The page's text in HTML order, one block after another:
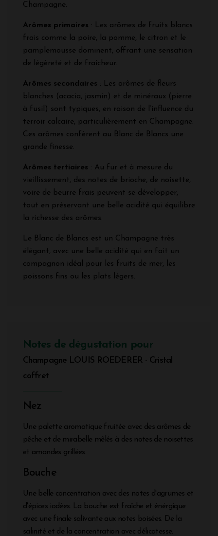
Champagne.
Arômes primaires : Les arômes de fruits blancs
frais comme la poire, la pomme, le citron et le
pamplemousse dominent, offrant une sensation
de légèreté et de fraîcheur.
Arômes secondaires : Les arômes de fleurs
blanches (acacia, jasmin) et de minéraux (pierre
à fusil) sont typiques, en raison de l’influence du
terroir calcaire, particulièrement en Champagne.
Ces arômes confèrent au Blanc de Blancs une
grande finesse.
Arômes tertiaires : Au fur et à mesure du
vieillissement, des notes de brioche, de noisette,
voire de beurre frais peuvent se développer,
tout en préservant une belle acidité qui équilibre
la richesse des arômes.
Le Blanc de Blancs est un Champagne très
élégant, avec une belle acidité qui en fait un
compagnon idéal pour les fruits de mer, les
poissons fins ou les plats légers.
Notes de dégustation pour
Champagne LOUIS ROEDERER - Cristal
coffret
Nez
Une palette aromatique fruitée avec des arômes de
pêche et de mirabelle mêlés à des notes de noisettes
et amandes grillées.
Bouche
Une belle concentration avec des notes d'agrumes et
d'épices iodées. La bouche est fraîche et énérgique
avec une finale salivante aux notes boisées. De la
salinité et de la concentration avec délicatesse.